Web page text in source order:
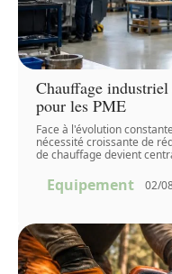
Chauffage
pour les PME
Face à l'évolution
nécessité croissante de
de chauffage devient
Equipement 02/